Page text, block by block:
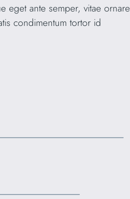
eget ante semper, vitae ornare
condimentum tortor id